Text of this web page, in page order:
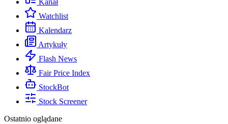
Kanał
Watchlist
Kalendarz
Artykuły
Flash News
Fair Price Index
StockBot
Stock Screener
Ostatnio oglądane